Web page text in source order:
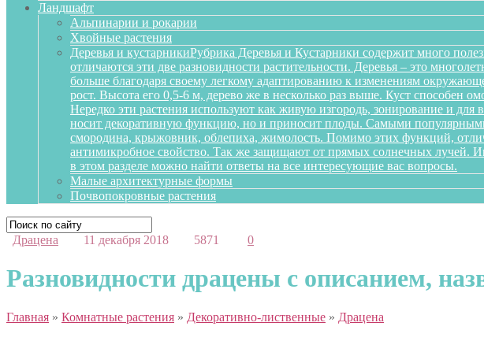
Ландшафт
Альпинарии и рокарии
Хвойные растения
Деревья и кустарникиРубрика Деревья и Кустарники содержит много
отличаются эти две разновидности растительности. Деревья – это
больше благодаря своему легкому адаптированию к изменениям
рост. Высота его 0,5-6 м, дерево же в несколько раз выше. Куст способен
Нередко эти растения используют как живую изгородь, зонирование и
носит декоративную функцию, но и приносит плоды. Самыми
смородина, крыжовник, облепиха, жимолость. Помимо этих функций,
антимикробное свойство. Так же защищают от прямых солнечных лучей.
в этом разделе можно найти ответы на все интересующие вас вопросы.
Малые архитектурные формы
Почвопокровные растения
Драцена 11 декабря 2018 5871 0
Разновидности драцены с описанием,
Главная » Комнатные растения » Декоративно-лиственные » Драцена